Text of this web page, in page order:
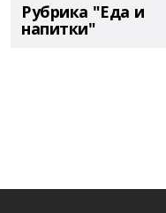
Рубрика "Еда и
напитки"